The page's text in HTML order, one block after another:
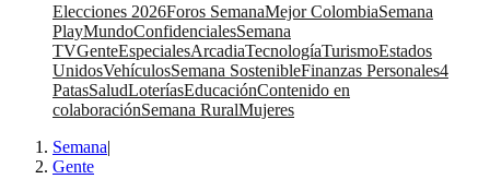
Elecciones 2026Foros SemanaMejor ColombiaSemana
PlayMundoConfidencialesSemana
TVGenteEspecialesArcadiaTecnologíaTurismoEstados
UnidosVehículosSemana SostenibleFinanzas Personales4
PatasSaludLoteríasEducaciónContenido en
colaboraciónSemana RuralMujeres
Semana|
Gente